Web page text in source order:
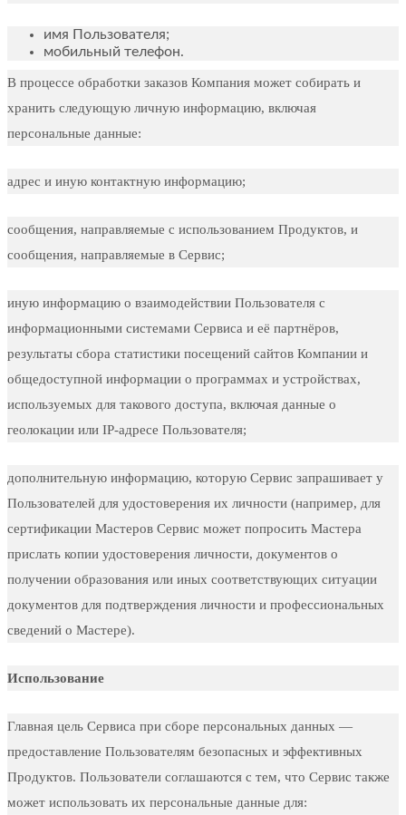
имя Пользователя;
мобильный телефон.
В процессе обработки заказов Компания может собирать и
хранить следующую личную информацию, включая
персональные данные:
адрес и иную контактную информацию;
сообщения, направляемые с использованием Продуктов, и
сообщения, направляемые в Сервис;
иную информацию о взаимодействии Пользователя с
информационными системами Сервиса и её партнёров,
результаты сбора статистики посещений сайтов Компании и
общедоступной информации о программах и устройствах,
используемых для такового доступа, включая данные о
геолокации или IP-адресе Пользователя;
дополнительную информацию, которую Сервис запрашивает у
Пользователей для удостоверения их личности (например, для
сертификации Мастеров Сервис может попросить Мастера
прислать копии удостоверения личности, документов о
получении образования или иных соответствующих ситуации
документов для подтверждения личности и профессиональных
сведений о Мастере).
Использование
Главная цель Сервиса при сборе персональных данных —
предоставление Пользователям безопасных и эффективных
Продуктов. Пользователи соглашаются с тем, что Сервис также
может использовать их персональные данные для: